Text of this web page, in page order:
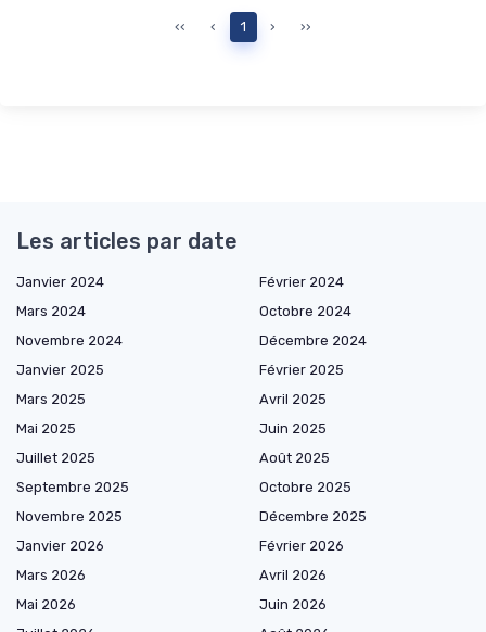
‹‹ ‹ 1 › ››
Les articles par date
Janvier 2024
Février 2024
Mars 2024
Octobre 2024
Novembre 2024
Décembre 2024
Janvier 2025
Février 2025
Mars 2025
Avril 2025
Mai 2025
Juin 2025
Juillet 2025
Août 2025
Septembre 2025
Octobre 2025
Novembre 2025
Décembre 2025
Janvier 2026
Février 2026
Mars 2026
Avril 2026
Mai 2026
Juin 2026